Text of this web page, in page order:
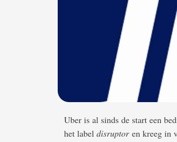
Uber is al sinds de start een
het label disruptor en kreeg in